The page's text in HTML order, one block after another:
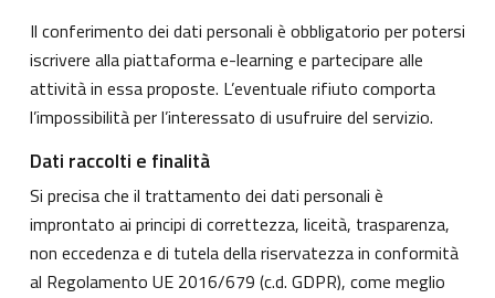
Il conferimento dei dati personali è obbligatorio per potersi
iscrivere alla piattaforma e-learning e partecipare alle
attività in essa proposte. L’eventuale rifiuto comporta
l’impossibilità per l’interessato di usufruire del servizio.
Dati raccolti e finalità
Si precisa che il trattamento dei dati personali è
improntato ai principi di correttezza, liceità, trasparenza,
non eccedenza e di tutela della riservatezza in conformità
al Regolamento UE 2016/679 (c.d. GDPR), come meglio